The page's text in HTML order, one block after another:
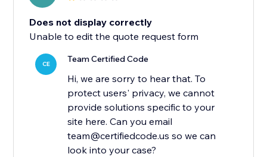
Does not display correctly
Unable to edit the quote request form
CE Team Certified Code
Hi, we are sorry to hear that. To
protect users' privacy, we cannot
provide solutions specific to your
site here. Can you email
team@certifiedcode.us so we can
look into your case?